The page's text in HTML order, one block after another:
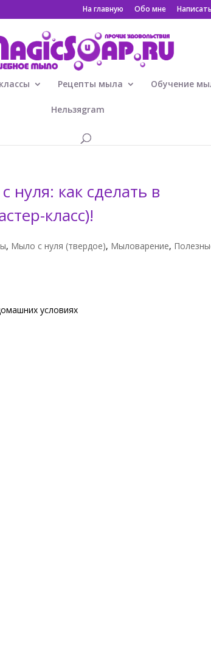
На главную Обо мне
Рецепты мыла Обучение
Нельзяgram
нуля: как сделать в
класс)!
, Мыло с нуля (твердое), Мыловарение,
условиях